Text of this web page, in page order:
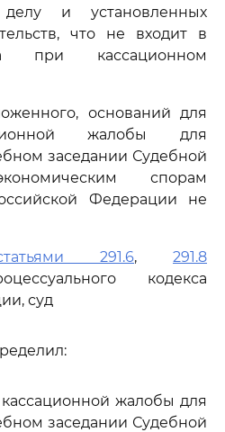
делу и установленных
что не входит в
при кассационном
оснований для
жалобы для
заседании Судебной
спорам
Федерации не
291.6, 291.8
кодекса
суд
кассационной жалобы для
заседании Судебной